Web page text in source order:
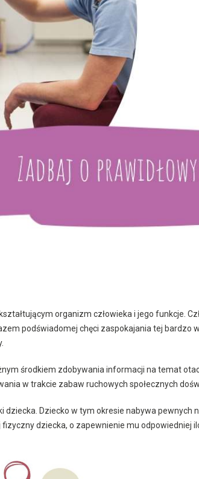
organizm człowieka i jego funkcje.
podświadomej chęci zaspokajania tej
środkiem zdobywania informacji na temat
w trakcie zabaw ruchowych społecznych
Dziecko w tym okresie nabywa
dziecka, o zapewnienie mu odpowiedniej